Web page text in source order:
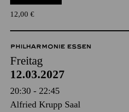
Für Kleinkinder von 1 bis 3 Jahren
12,00€
PHILHARMONIE ESSEN
Freitag
12.03.2027